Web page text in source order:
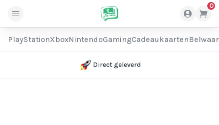
0
PlayStationXboxNintendoGamingCadeaukaarten
Direct geleverd